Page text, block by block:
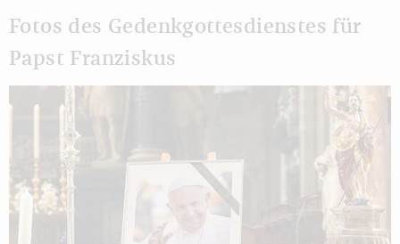
Fotos des Gedenkgottesdienstes für
Papst Franziskus